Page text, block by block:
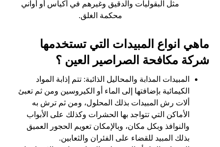
مثل البقوليات والدقيق وغيرهم في أكياس أو أواني
محكمة الغلق.
ماهي انواع المبيدات التي تستخدمها
شركة مكافحة الصراصير العين ؟
المبيدات المذابة والمحاليل الذائبة: تتم إذابة المواد
الكيمائية بإضافتها إلى الماء أو الكيروسين ومن ثم تعبئ
ألات رش المبيدات بذلك المحلول، ومن ثم ترش به
الأماكن التي تتواجد بها الحشرات وكذلك على الأبواب
والنوافذ وبكل مكان، وبالإمكان تعويم الحجور العميق
بذلك المبيد للقضاء على الفئران والثعابين.